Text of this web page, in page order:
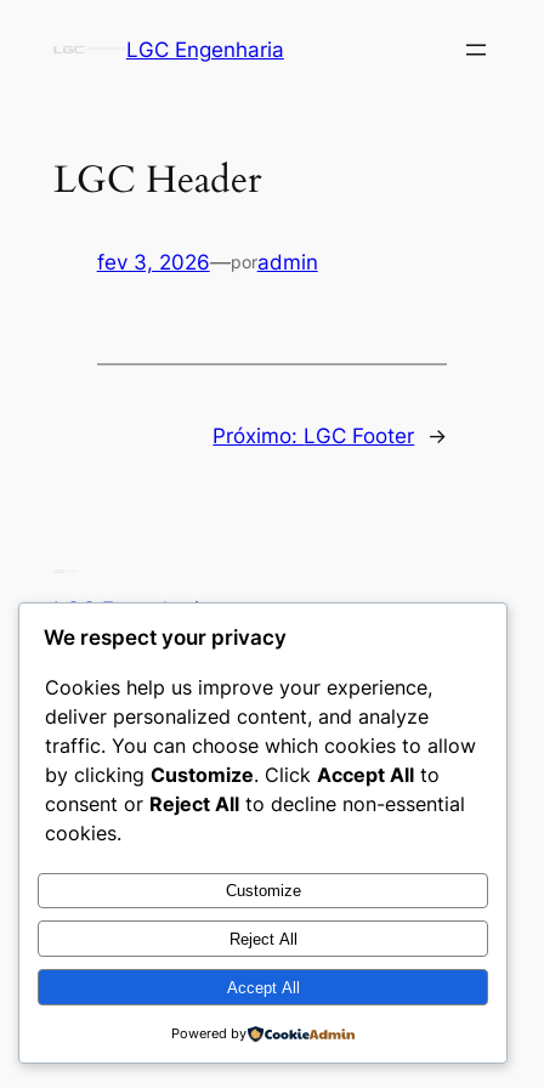
LGC Engenharia
LGC Header
fev 3, 2026—poradmin
Próximo: LGC Footer →
LGC Engenharia
asdasdasdasdasdasdasasdasdsa
Sobre
Equipe
História
Carreiras
Privacidade
Política de privacidade
Termos e condições
Redes sociais
Facebook
Instagram
We respect your privacy
Cookies help us improve your experience,
deliver personalized content, and analyze
traffic. You can choose which cookies to allow
by clicking Customize. Click Accept All to
consent or Reject All to decline non-essential
cookies.
Customize
Reject All
Accept All
Powered by